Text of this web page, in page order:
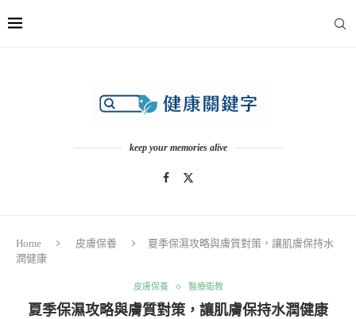
keep your memories alive
Home 皮膚保養
夏季保濕攻略與膚質對策，讓肌膚保持水
潤健康
皮膚保養 醫療衛教
夏季保濕攻略與膚質對策，讓肌膚保持水潤健康